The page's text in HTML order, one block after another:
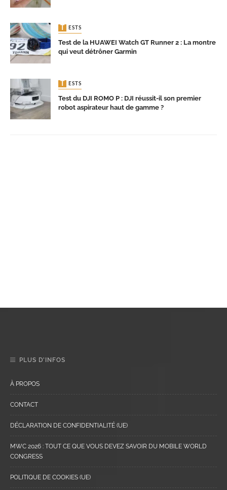
TESTS
Test de la HUAWEI Watch GT Runner 2 : La montre
qui veut détrôner Garmin
TESTS
Test du DJI ROMO P : DJI réussit-il son premier
robot aspirateur haut de gamme ?
PLUS D’INFOS
À PROPOS
CONTACT
DÉCLARATION DE CONFIDENTIALITÉ (UE)
MWC 2026 : TOUT CE QUE VOUS DEVEZ SAVOIR DU MOBILE WORLD
CONGRESS
POLITIQUE DE COOKIES (UE)